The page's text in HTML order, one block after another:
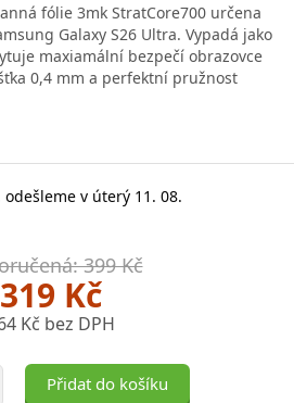
fólie 3mk StratCore700 určena
Galaxy S26 Ultra. Vypadá jako
maxiamální bezpečí obrazovce
0,4 mm a perfektní pružnost
odešleme v úterý 11. 08.
399 Kč
319 Kč
Kč bez DPH
Přidat do košíku